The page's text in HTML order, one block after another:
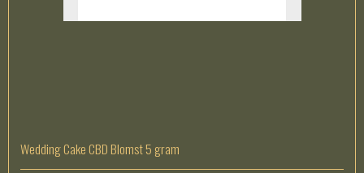
Wedding Cake CBD Blomst 5 gram